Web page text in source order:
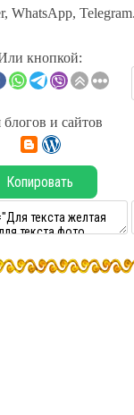
WhatsApp,
кнопкой:
блогов и сайтов
Копировать